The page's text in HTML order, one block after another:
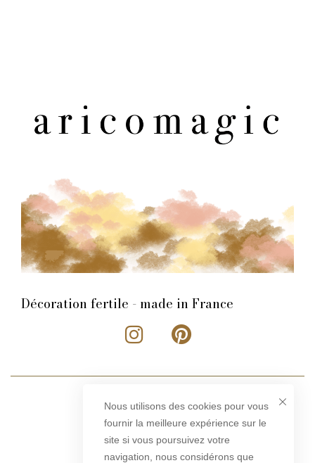
Décoration fertile - made in France
Nous utilisons des cookies pour vous
fournir la meilleure expérience sur le
site si vous poursuivez votre
navigation, nous considérons que